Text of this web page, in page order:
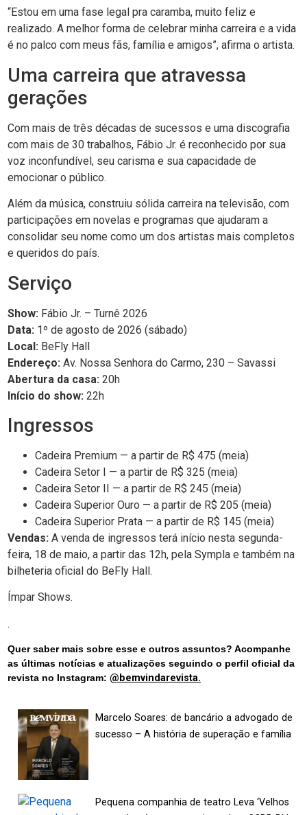
“Estou em uma fase legal pra caramba, muito feliz e
realizado. A melhor forma de celebrar minha carreira e a vida
é no palco com meus fãs, família e amigos”, afirma o artista.
Uma carreira que atravessa
gerações
Com mais de três décadas de sucessos e uma discografia
com mais de 30 trabalhos, Fábio Jr. é reconhecido por sua
voz inconfundível, seu carisma e sua capacidade de
emocionar o público.
Além da música, construiu sólida carreira na televisão, com
participações em novelas e programas que ajudaram a
consolidar seu nome como um dos artistas mais completos
e queridos do país.
Serviço
Show: Fábio Jr. – Turnê 2026
Data: 1º de agosto de 2026 (sábado)
Local: BeFly Hall
Endereço: Av. Nossa Senhora do Carmo, 230 – Savassi
Abertura da casa: 20h
Início do show: 22h
Ingressos
Cadeira Premium — a partir de R$ 475 (meia)
Cadeira Setor I — a partir de R$ 325 (meia)
Cadeira Setor II — a partir de R$ 245 (meia)
Cadeira Superior Ouro — a partir de R$ 205 (meia)
Cadeira Superior Prata — a partir de R$ 145 (meia)
Vendas: A venda de ingressos terá início nesta segunda-
feira, 18 de maio, a partir das 12h, pela Sympla e também na
bilheteria oficial do BeFly Hall.
Ímpar Shows.
.
Quer saber mais sobre esse e outros assuntos? Acompanhe
as últimas notícias e atualizações seguindo o perfil oficial da
revista no Instagram: @bemvindarevista.
Marcelo Soares: de bancário a advogado de
sucesso – A história de superação e família
Pequena companhia de teatro Leva ‘Velhos